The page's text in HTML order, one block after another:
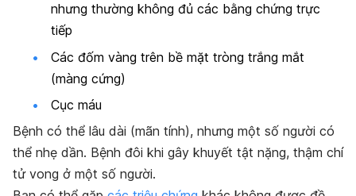
nhưng thường không đủ các bằng chứng trực
tiếp
Các đốm vàng trên bề mặt tròng trắng mắt
(màng cứng)
Cục máu
Bệnh có thể lâu dài (mãn tính), nhưng một số người có
thể nhẹ dần. Bệnh đôi khi gây khuyết tật nặng, thậm chí
tử vong ở một số người.